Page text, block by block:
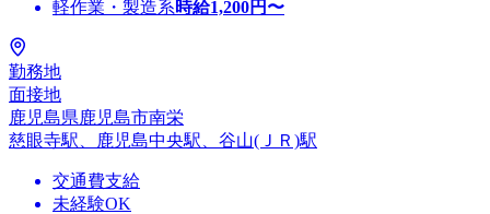
軽作業・製造系時給1,200円〜
勤務地
面接地
鹿児島県鹿児島市南栄
慈眼寺駅、鹿児島中央駅、谷山(ＪＲ)駅
交通費支給
未経験OK